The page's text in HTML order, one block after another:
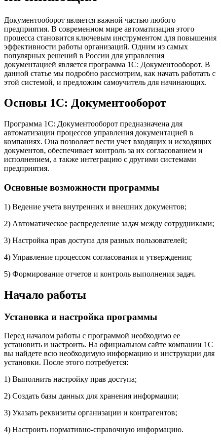
Документооборот является важной частью любого
предприятия. В современном мире автоматизация этого
процесса становится ключевым инструментом для повышения
эффективности работы организаций. Одним из самых
популярных решений в России для управления
документацией является программа 1С: Документооборот. В
данной статье мы подробно рассмотрим, как начать работать с
этой системой, и предложим самоучитель для начинающих.
Основы 1С: Документооборот
Программа 1С: Документооборот предназначена для
автоматизации процессов управления документацией в
компаниях. Она позволяет вести учет входящих и исходящих
документов, обеспечивает контроль за их согласованием и
исполнением, а также интеграцию с другими системами
предприятия.
Основные возможности программы
1) Ведение учета внутренних и внешних документов;
2) Автоматическое распределение задач между сотрудниками;
3) Настройка прав доступа для разных пользователей;
4) Управление процессом согласования и утверждения;
5) Формирование отчетов и контроль выполнения задач.
Начало работы
Установка и настройка программы
Перед началом работы с программой необходимо ее
установить и настроить. На официальном сайте компании 1С
вы найдете всю необходимую информацию и инструкции для
установки. После этого потребуется:
1) Выполнить настройку прав доступа;
2) Создать базы данных для хранения информации;
3) Указать реквизиты организации и контрагентов;
4) Настроить нормативно-справочную информацию.